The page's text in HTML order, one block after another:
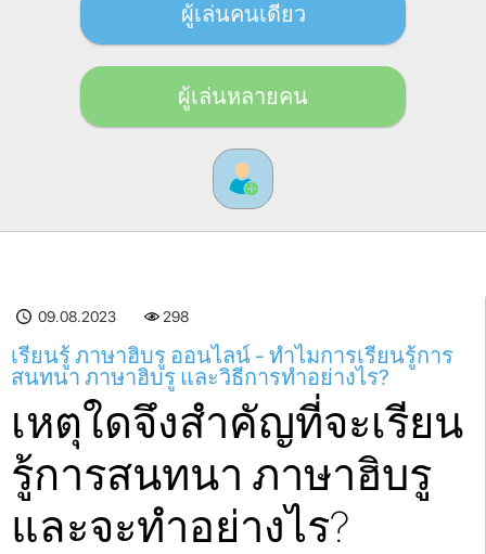
ผู้เล่นคนเดียว
ผู้เล่นหลายคน
09.08.2023 298
เรียนรู้ ภาษาฮิบรู ออนไลน์ - ทำไมการเรียนรู้การ
สนทนา ภาษาฮิบรู และวิธีการทำอย่างไร?
เหตุใดจึงสำคัญที่จะเรียน
รู้การสนทนา ภาษาฮิบรู
และจะทำอย่างไร?